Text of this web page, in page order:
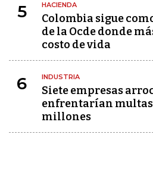
5 HACIENDA
Colombia sigue
de la Ocde donde
costo de vida
6 INDUSTRIA
Siete empresas
enfrentarían multas
millones